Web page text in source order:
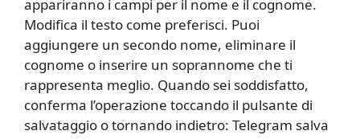
appariranno i campi per il nome e il cognome.
Modifica il testo come preferisci. Puoi
aggiungere un secondo nome, eliminare il
cognome o inserire un soprannome che ti
rappresenta meglio. Quando sei soddisfatto,
conferma l’operazione toccando il pulsante di
salvataggio o tornando indietro: Telegram salva